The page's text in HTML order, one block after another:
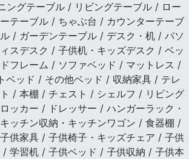
ングテーブル / リビングテーブル / ロー
テーブル / ちゃぶ台 / カウンターテーブ
/ ガーデンテーブル / デスク・机 / パソ
スデスク / 子供机・キッズデスク / ベッ
フレーム / ソファベッド / マットレス /
ベッド / その他ベッド / 収納家具 / テレ
/ 本棚 / チェスト / シェルフ / リビング
ッカー / ドレッサー / ハンガーラック・
ッチン収納・キッチンワゴン / 食器棚 /
供家具 / 子供椅子・キッズチェア / 子供
/ 学習机 / 子供ベッド / 子供収納 / 子供本